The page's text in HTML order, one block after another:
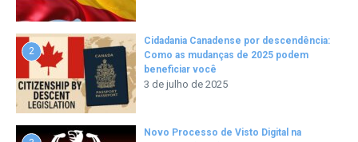
2
Cidadania Canadense por descendência:
Como as mudanças de 2025 podem
beneficiar você
3 de julho de 2025
Novo Processo de Visto Digital na